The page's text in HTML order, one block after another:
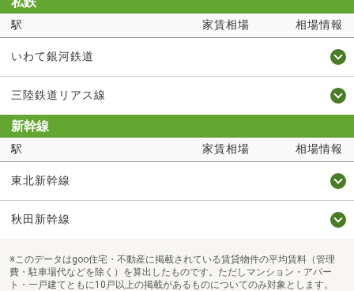
駅 家賃相場 相場情報
いわて銀河鉄道
三陸鉄道リアス線
新幹線
駅 家賃相場 相場情報
東北新幹線
秋田新幹線
※このデータはgoo住宅・不動産に掲載されている賃貸物件の平均賃料（管理
費・駐車場代などを除く）を算出したものです。ただしマンション・アパー
ト・一戸建てともに10戸以上の掲載があるものについてのみ対象とします。